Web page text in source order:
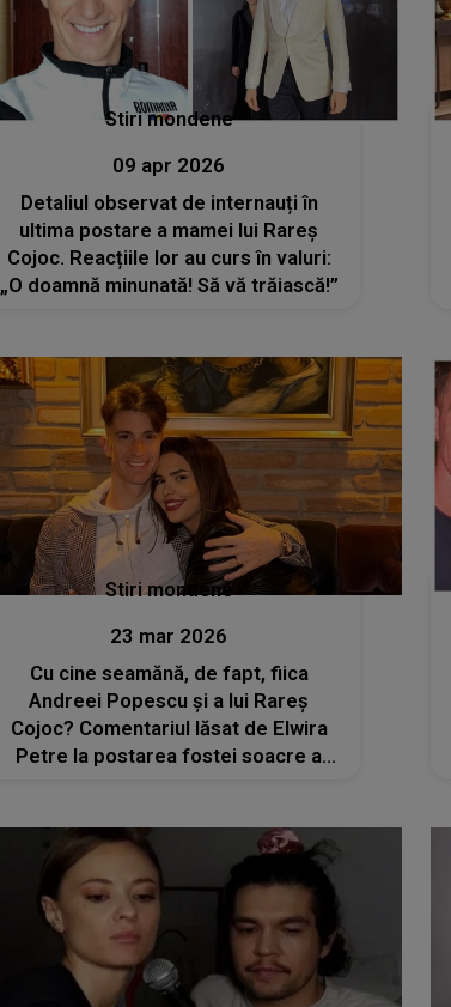
Stiri mondene
09 apr 2026
Detaliul observat de internauți în
ultima postare a mamei lui Rareș
Cojoc. Reacțiile lor au curs în valuri:
„O doamnă minunată! Să vă trăiască!”
Stiri mondene
23 mar 2026
Cu cine seamănă, de fapt, fiica
Andreei Popescu și a lui Rareș
Cojoc? Comentariul lăsat de Elwira
Petre la postarea fostei soacre a
„Seamănă cu mama ei”